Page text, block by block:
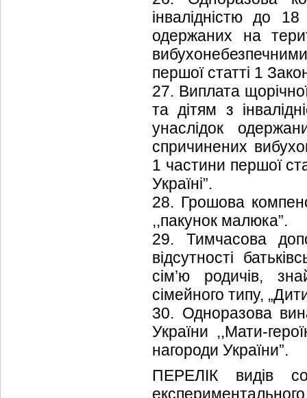
інвалідністю до 18
одержаних на
першої статті 1
27. Виплата
та дітям з
унаслідок
спричинених
1 частини першої
Україні”.
28. Грошова
,,пакунок малюка”.
29. Тимчасова
відсутності
сім’ю родичів,
сімейного типу,
30. Одноразова
України ,,Мати-
нагороди України”.
ПЕРЕЛІК видів